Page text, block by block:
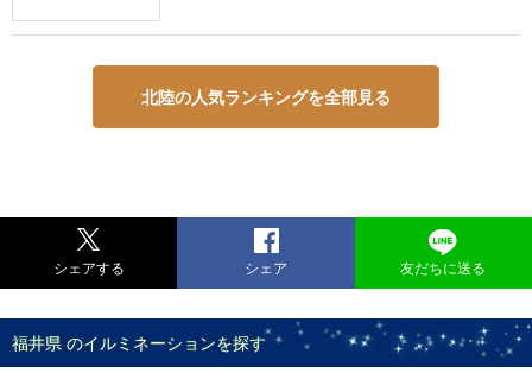
北陸の人気ランキングを全部見る
シェアする シェア 友だちに送る
福井県 のイルミネーションを探す